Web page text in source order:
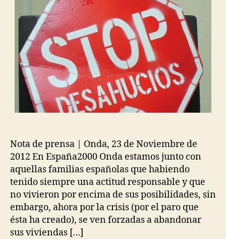
Nota de prensa | Onda, 23 de Noviembre de
2012 En España2000 Onda estamos junto con
aquellas familias españolas que habiendo
tenido siempre una actitud responsable y que
no vivieron por encima de sus posibilidades, sin
embargo, ahora por la crisis (por el paro que
ésta ha creado), se ven forzadas a abandonar
sus viviendas […]